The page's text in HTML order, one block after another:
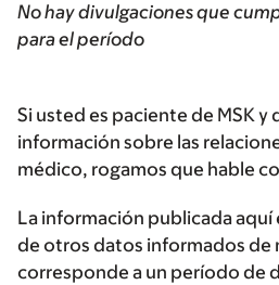
No hay divulgaciones que
para el período
Si usted es paciente de MSK y
información sobre las
médico, rogamos que hable
La información publicada
de otros datos informados de
corresponde a un período de